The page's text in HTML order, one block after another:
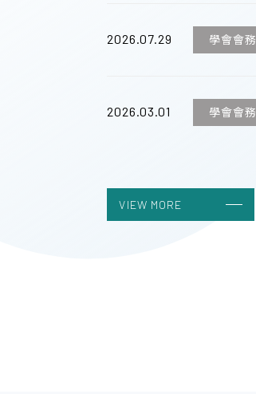
2026.07.29 學會會務
2026.03.01 學會會務
學會會務
VIEW MORE